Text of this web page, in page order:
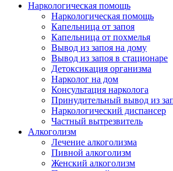
Наркологическая помощь
Наркологическая помощь
Капельница от запоя
Капельница от похмелья
Вывод из запоя на дому
Вывод из запоя в стационаре
Детоксикация организма
Нарколог на дом
Консультация нарколога
Принудительный вывод из
Наркологический диспансер
Частный вытрезвитель
Алкоголизм
Лечение алкоголизма
Пивной алкоголизм
Женский алкоголизм